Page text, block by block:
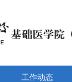
工作动态